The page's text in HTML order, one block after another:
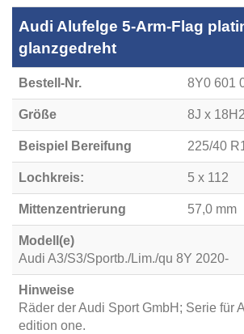
Audi Alufelge 5-Arm-Flag
glanzgedreht
Bestell-Nr. 8Y0 601
Größe 8J x
Beispiel Bereifung 225/40
Lochkreis: 5 x 112
Mittenzentrierung 57,0 mm
Modell(e)
Audi A3/S3/Sportb./Lim./qu 8Y 2020-
Hinweise
Räder der Audi Sport GmbH; Serie für
edition one.